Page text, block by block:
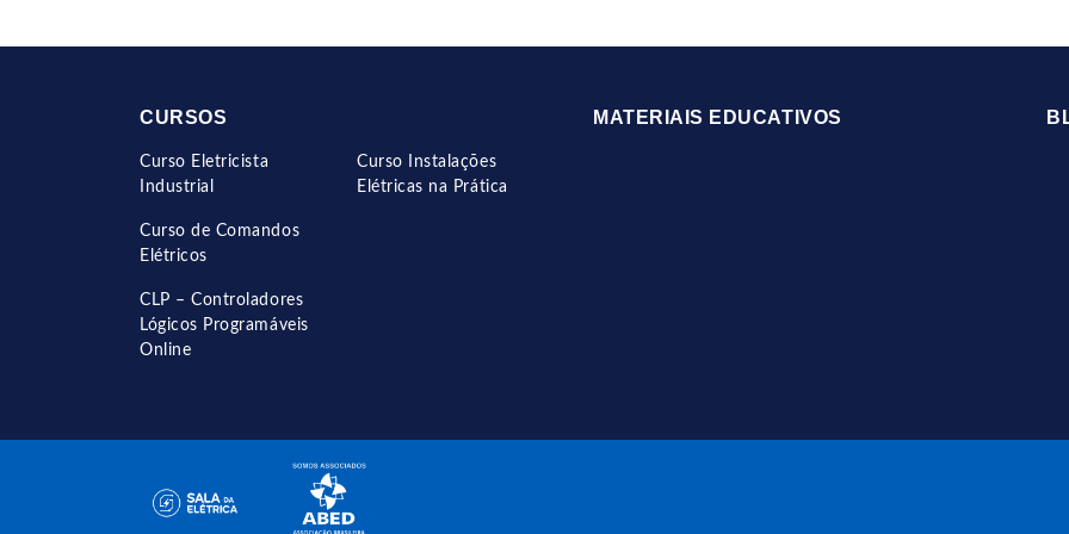
CURSOS
Curso Eletricista
Industrial
Curso de Comandos
Elétricos
CLP – Controladores
Lógicos Programáveis
Online
Curso Instalações
Elétricas na Prática
MATERIAIS EDUCATIVOS